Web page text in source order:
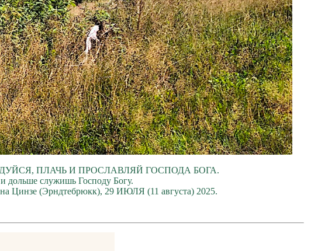
ПЛАЧЬ И ПРОСЛАВЛЯЙ ГОСПОДА БОГА.
дольше служишь Господу Богу.
Цинзе (Эрндтебрюкк), 29 ИЮЛЯ (11 августа) 2025.